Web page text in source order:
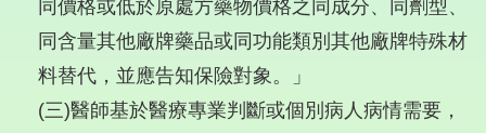
同價格或低於原處方藥物價格之同成分、同劑型、
同含量其他廠牌藥品或同功能類別其他廠牌特殊材
料替代，並應告知保險對象。」
(三)醫師基於醫療專業判斷或個別病人病情需要，